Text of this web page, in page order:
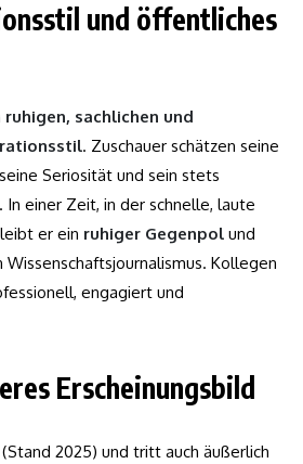
und öffentliches
ruhigen, sachlichen und
. Zuschauer schätzen seine
Seriosität und sein stets
einer Zeit, in der schnelle, laute
er ein ruhiger Gegenpol und
Kollegen
engagiert und
Erscheinungsbild
(Stand 2025) und tritt auch äußerlich